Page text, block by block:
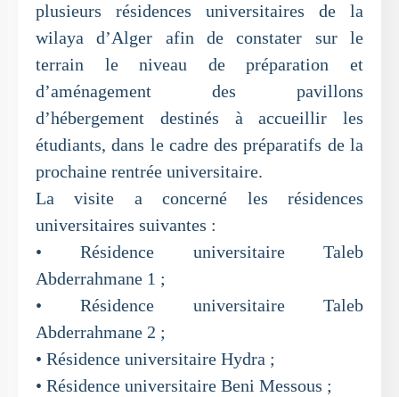
plusieurs résidences universitaires de la
wilaya d’Alger afin de constater sur le
terrain le niveau de préparation et
d’aménagement des pavillons
d’hébergement destinés à accueillir les
étudiants, dans le cadre des préparatifs de la
prochaine rentrée universitaire.
La visite a concerné les résidences
universitaires suivantes :
• Résidence universitaire Taleb
Abderrahmane 1 ;
• Résidence universitaire Taleb
Abderrahmane 2 ;
• Résidence universitaire Hydra ;
• Résidence universitaire Beni Messous ;